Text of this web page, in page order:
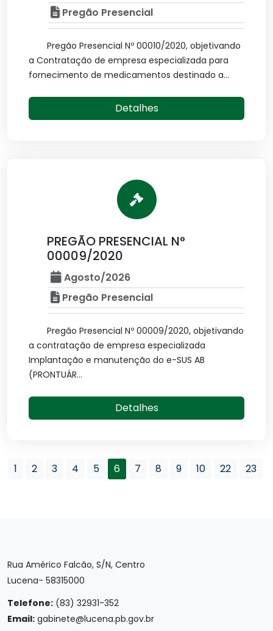
Pregão Presencial
Pregão Presencial Nº 00010/2020, objetivando
a Contratação de empresa especializada para
fornecimento de medicamentos destinado a...
Detalhes
PREGÃO PRESENCIAL N°
00009/2020
Agosto/2026
Pregão Presencial
Pregão Presencial Nº 00009/2020, objetivando
a contratação de empresa especializada
Implantação e manutenção do e-SUS AB
(PRONTUÁR...
Detalhes
1 2 3 4 5 6 7 8 9 10 22 23
Rua Américo Falcão, S/N, Centro
Lucena- 58315000
Telefone: (83) 32931-352
Email: gabinete@lucena.pb.gov.br